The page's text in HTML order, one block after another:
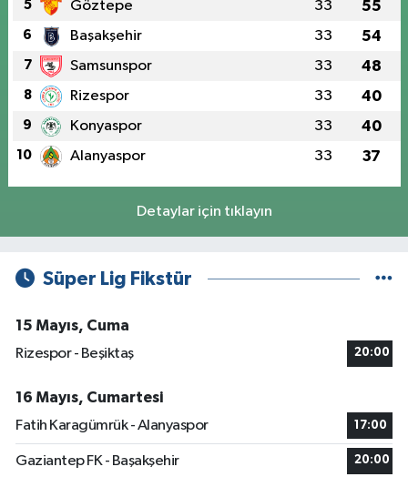
5 Göztepe 33 55
6 Başakşehir 33 54
7 Samsunspor 33 48
8 Rizespor 33 40
9 Konyaspor 33 40
10 Alanyaspor 33 37
Detaylar için tıklayın
Süper Lig Fikstür
15 Mayıs, Cuma
Rizespor - Beşiktaş
20:00
16 Mayıs, Cumartesi
Fatih Karagümrük - Alanyaspor
17:00
Gaziantep FK - Başakşehir 20:00